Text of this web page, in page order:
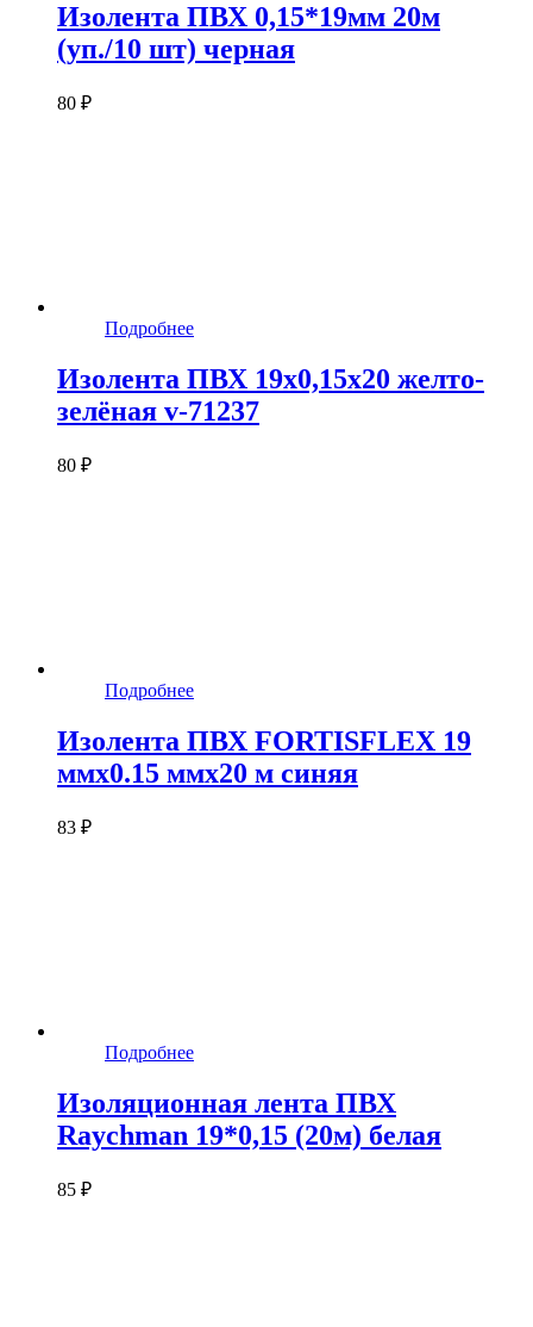
Изолента ПВХ 0,15*19мм 20м
(уп./10 шт) черная
80 ₽
Подробнее
Изолента ПВХ 19х0,15х20 желто-
зелёная v-71237
80 ₽
Подробнее
Изолента ПВХ FORTISFLEX 19
ммх0.15 ммх20 м синяя
83 ₽
Подробнее
Изоляционная лента ПВХ
Raychman 19*0,15 (20м) белая
85 ₽